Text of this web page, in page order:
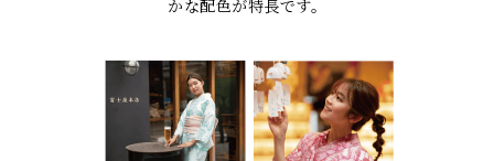
かな配色が特長です。